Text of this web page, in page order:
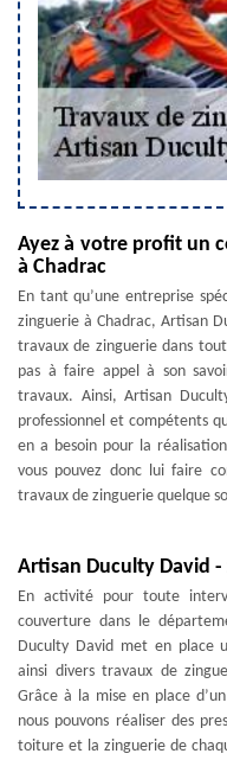
Ayez à votre profit un
à Chadrac
En tant qu’une entreprise
zinguerie à Chadrac, Artisan
travaux de zinguerie dans
pas à faire appel à son
travaux. Ainsi, Artisan
professionnel et compétents
en a besoin pour la
vous pouvez donc lui faire
travaux de zinguerie quelque
Artisan Duculty David
En activité pour toute
couverture dans le
Duculty David met en place
ainsi divers travaux de
Grâce à la mise en place
nous pouvons réaliser des
toiture et la zinguerie de